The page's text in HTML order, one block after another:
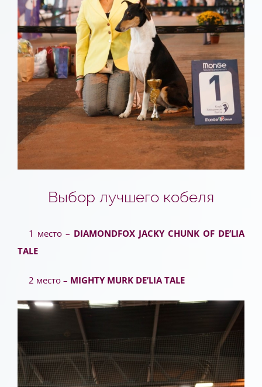
Выбор лучшего кобеля
1 место – DIAMONDFOX JACKY CHUNK OF DE’LIA
TALE
2 место – MIGHTY MURK DE’LIA TALE